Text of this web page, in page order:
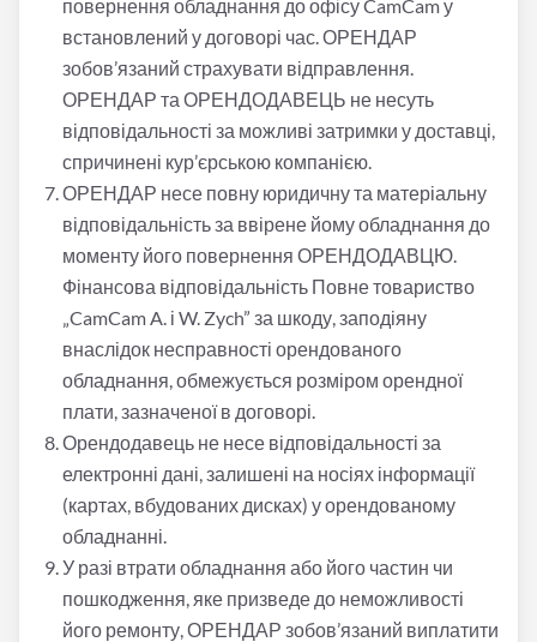
повернення обладнання до офісу CamCam у
встановлений у договорі час. ОРЕНДАР
зобов’язаний страхувати відправлення.
ОРЕНДАР та ОРЕНДОДАВЕЦЬ не несуть
відповідальності за можливі затримки у доставці,
спричинені кур’єрською компанією.
ОРЕНДАР несе повну юридичну та матеріальну
відповідальність за ввірене йому обладнання до
моменту його повернення ОРЕНДОДАВЦЮ.
Фінансова відповідальність Повне товариство
„CamCam A. і W. Zych” за шкоду, заподіяну
внаслідок несправності орендованого
обладнання, обмежується розміром орендної
плати, зазначеної в договорі.
Орендодавець не несе відповідальності за
електронні дані, залишені на носіях інформації
(картах, вбудованих дисках) у орендованому
обладнанні.
У разі втрати обладнання або його частин чи
пошкодження, яке призведе до неможливості
його ремонту, ОРЕНДАР зобов’язаний виплатити